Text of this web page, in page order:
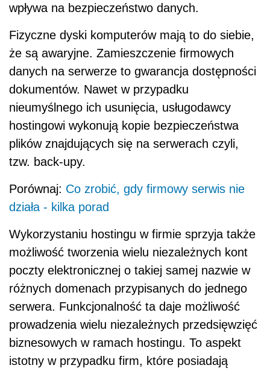
wpływa na bezpieczeństwo danych.
Fizyczne dyski komputerów mają to do siebie,
że są awaryjne. Zamieszczenie firmowych
danych na serwerze to gwarancja dostępności
dokumentów. Nawet w przypadku
nieumyślnego ich usunięcia, usługodawcy
hostingowi wykonują kopie bezpieczeństwa
plików znajdujących się na serwerach czyli,
tzw. back-upy.
Porównaj: Co zrobić, gdy firmowy serwis nie
działa - kilka porad
Wykorzystaniu hostingu w firmie sprzyja także
możliwość tworzenia wielu niezależnych kont
poczty elektronicznej o takiej samej nazwie w
różnych domenach przypisanych do jednego
serwera. Funkcjonalność ta daje możliwość
prowadzenia wielu niezależnych przedsięwzięć
biznesowych w ramach hostingu. To aspekt
istotny w przypadku firm, które posiadają